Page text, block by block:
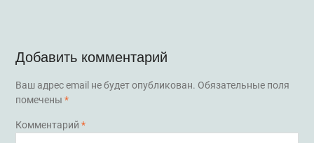
Добавить комментарий
Ваш адрес email не будет опубликован. Обязательные поля
помечены *
Комментарий *